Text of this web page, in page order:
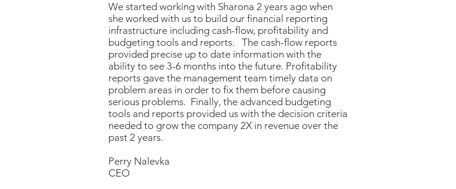
We started working with Sharona 2 years ago when
she worked with us to build our financial reporting
infrastructure including cash-flow, profitability and
budgeting tools and reports. The cash-flow reports
provided precise up to date information with the
ability to see 3-6 months into the future. Profitability
reports gave the management team timely data on
problem areas in order to fix them before causing
serious problems. Finally, the advanced budgeting
tools and reports provided us with the decision criteria
needed to grow the company 2X in revenue over the
past 2 years.
Perry Nalevka
CEO